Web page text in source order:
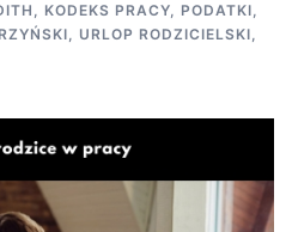
, KODEKS PRACY, PODATKI,
, URLOP RODZICIELSKI,